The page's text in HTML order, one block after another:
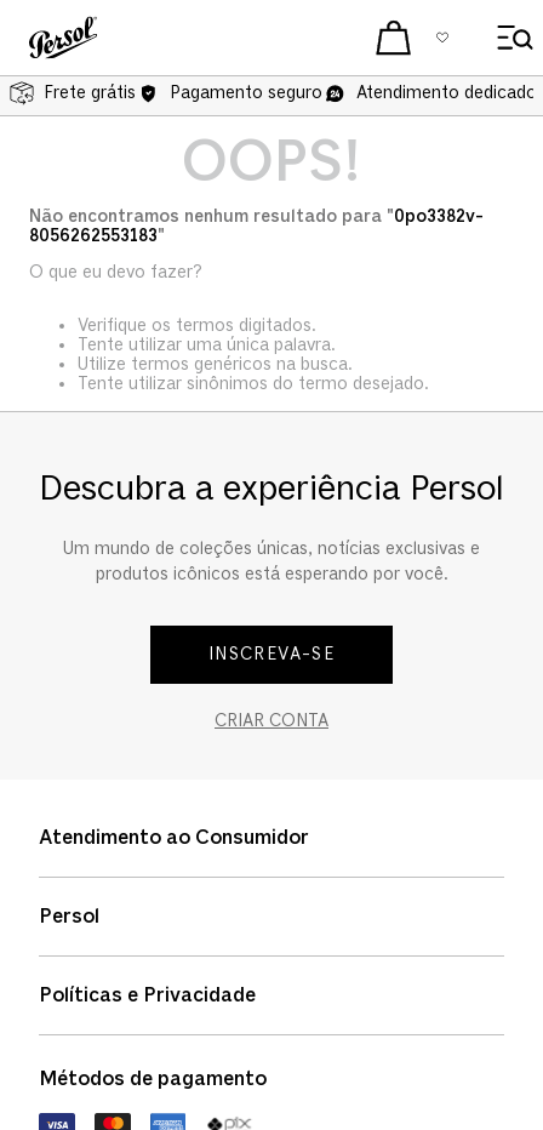
Frete grátis Pagamento seguro Atendimento dedicado
OOPS!
Não encontramos nenhum resultado para "0po3382v-
8056262553183"
O que eu devo fazer?
Verifique os termos digitados.
Tente utilizar uma única palavra.
Utilize termos genéricos na busca.
Tente utilizar sinônimos do termo desejado.
Descubra a experiência Persol
Um mundo de coleções únicas, notícias exclusivas e
produtos icônicos está esperando por você.
INSCREVA-SE
CRIAR CONTA
Atendimento ao Consumidor
Status de pedidos
Política de garantia
FAQs
Persol
Políticas e Privacidade
Política de devolução
Métodos de pagamento